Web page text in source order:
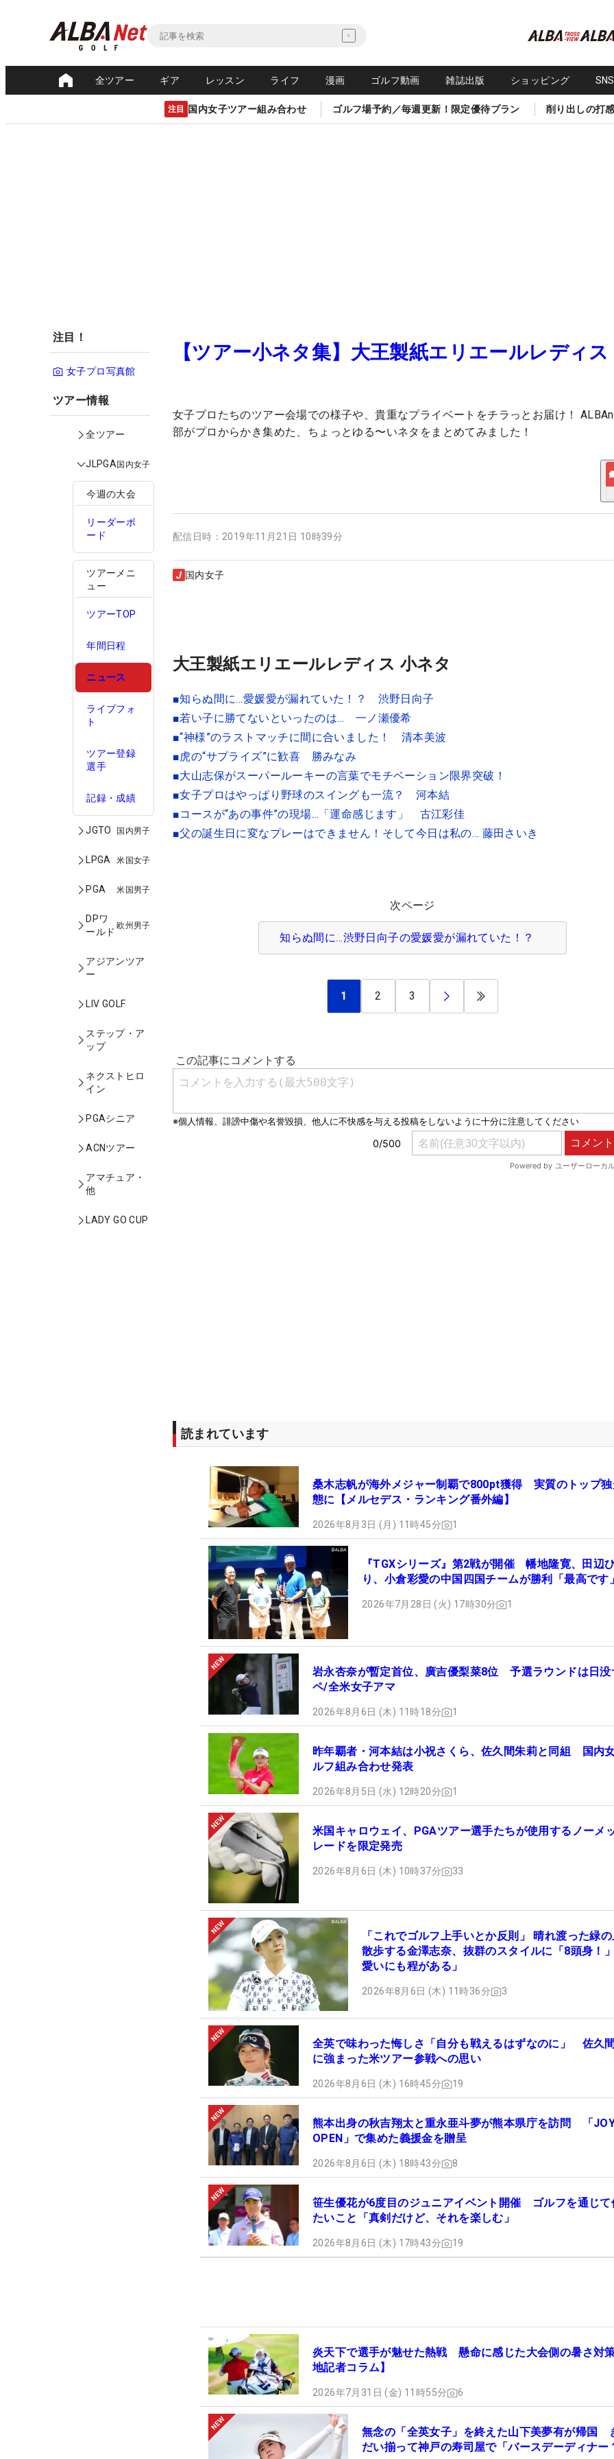
全ツアー ギア レッスン ライフ 漫画 ゴルフ動画 雑誌出版 ショッピング
注目 国内女子ツアー組み合わせ ゴルフ場予約／毎週更新！限定優待プラン 削り出しの打
注目！
女子プロ写真館
ツアー情報
全ツアー
JLPGA国内女子
今週の大会
リーダーボ
ード
ツアーメニ
ュー
ツアーTOP
年間日程
ニュース
ライブフォ
ト
ツアー登録
選手
記録・成績
JGTO 国内男子
LPGA 米国女子
PGA 米国男子
DPワ
ールド
欧州男子
アジアンツア
ー
LIV GOLF
ステップ・ア
ップ
ネクストヒロ
イン
PGAシニア
ACNツアー
アマチュア・
他
LADY GO CUP
【ツアー小ネタ集】大王製紙エリエールレディス
女子プロたちのツアー会場での様子や、貴重なプライベートをチラっとお届け！
部がプロからかき集めた、ちょっとゆる〜いネタをまとめてみました！
配信日時： 2019年11月21日 10時39分
国内女子
大王製紙エリエールレディス 小ネタ
■知らぬ間に…愛媛愛が漏れていた！？ 渋野日向子
■若い子に勝てないといったのは… 一ノ瀬優希
■“神様”のラストマッチに間に合いました！ 清本美波
■虎の“サプライズ”に歓喜 勝みなみ
■大山志保がスーパールーキーの言葉でモチベーション限界突破！
■女子プロはやっぱり野球のスイングも一流？ 河本結
■コースが“あの事件”の現場…「運命感じます」 古江彩佳
■父の誕生日に変なプレーはできません！そして今日は私の… 藤田さいき
次ページ
知らぬ間に…渋野日向子の愛媛愛が漏れていた！？
1 2 3
読まれています
桑木志帆が海外メジャー制覇で800pt獲得 実質のトップ
態に【メルセデス・ランキング番外編】
2026年8月3日 (月) 11時45分 1
『TGXシリーズ』第2戦が開催 幡地隆寛、田辺
り、小倉彩愛の中国四国チームが勝利「最高です
2026年7月28日 (火) 17時30分 1
岩永杏奈が暫定首位、廣吉優梨菜8位 予選ラウンドは日没
ペ/全米女子アマ
2026年8月6日 (木) 11時18分 1
昨年覇者・河本結は小祝さくら、佐久間朱莉と同組 国内
ルフ組み合わせ発表
2026年8月5日 (水) 12時20分 1
米国キャロウェイ、PGAツアー選手たちが使用するノーメ
レードを限定発売
2026年8月6日 (木) 10時37分 33
「これでゴルフ上手いとか反則」 晴れ渡った緑
散歩する金澤志奈、抜群のスタイルに「8頭身！
愛いにも程がある」
2026年8月6日 (木) 11時36分 3
全英で味わった悔しさ「自分も戦えるはずなのに」 佐久
に強まった米ツアー参戦への思い
2026年8月6日 (木) 16時45分 19
熊本出身の秋吉翔太と重永亜斗夢が熊本県庁を訪問 「
OPEN」で集めた義援金を贈呈
2026年8月6日 (木) 18時43分 8
笹生優花が6度目のジュニアイベント開催 ゴルフを通じて
たいこと「真剣だけど、それを楽しむ」
2026年8月6日 (木) 17時43分 19
炎天下で選手が魅せた熱戦 懸命に感じた大会側の暑さ対
地記者コラム】
2026年7月31日 (金) 11時55分 6
無念の「全英女子」を終えた山下美夢有が帰国
だい揃って神戸の寿司屋で「バースデーディナー